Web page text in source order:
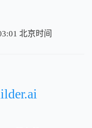
北京时间
北京时间